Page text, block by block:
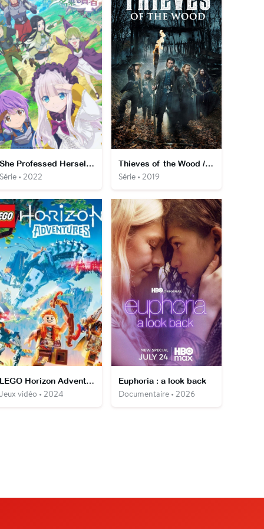
She Professed Herself Pupil of the Wise Man
• 2022
Thieves of the Wood / Bandits des Bois
Série • 2019
LEGO Horizon Adventures
vidéo • 2024
Euphoria : a look back
Documentaire • 2026